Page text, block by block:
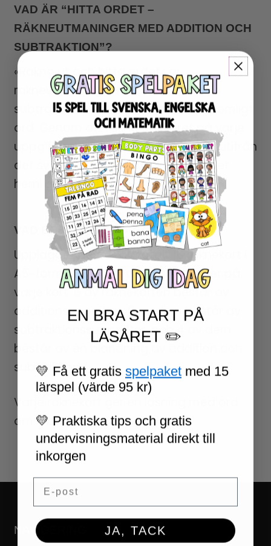
VAD ÄR “HITTA ORDET –
RÄKNEUTMANINGER MED ADDITION OCH
SUBTRAKTION”?
«Räkna ut och hitta ordet» är
räkneutmaninger med addition och
subtraktion till 100 för att hitta ett hemligt
ord. Genom att räkna ut svaret på varje
uppgift och skriva in rätt bokstäver utifrån
det svar man fått, hittar eleverna det
hemliga ordet!
VAD BESTÅR UPPLÄGGET AV?
Upplägget består av totalt 16 räknekort i
A5-format, med 6 räkneutmaninger på
varje kort. 6 av räknekorten består av
additionsuppgifter, 6 av dem består av
subtraktionssuppgifter, och 4 av dem
består av en blandning av addition och
subtraktion.
Varje räknekort ger en lösning med ord
om 6 bokstäver.
NAVIGERING
EN BRA START PÅ
LÄSÅRET ✏️
💛 Få ett gratis spelpaket med 15
lärspel (värde 95 kr)
💛 Praktiska tips och gratis
undervisningsmaterial direkt till
inkorgen
Email
JA, TACK